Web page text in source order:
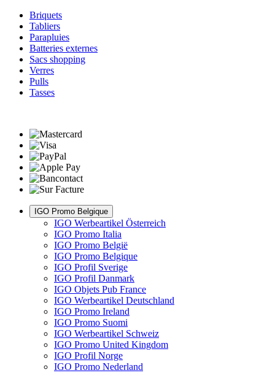
Briquets
Tabliers
Parapluies
Batteries externes
Sacs shopping
Verres
Pulls
Tasses
IGO Promo Belgique
IGO Werbeartikel Österreich
IGO Promo Italia
IGO Promo België
IGO Promo Belgique
IGO Profil Sverige
IGO Profil Danmark
IGO Objets Pub France
IGO Werbeartikel Deutschland
IGO Promo Ireland
IGO Promo Suomi
IGO Werbeartikel Schweiz
IGO Promo United Kingdom
IGO Profil Norge
IGO Promo Nederland